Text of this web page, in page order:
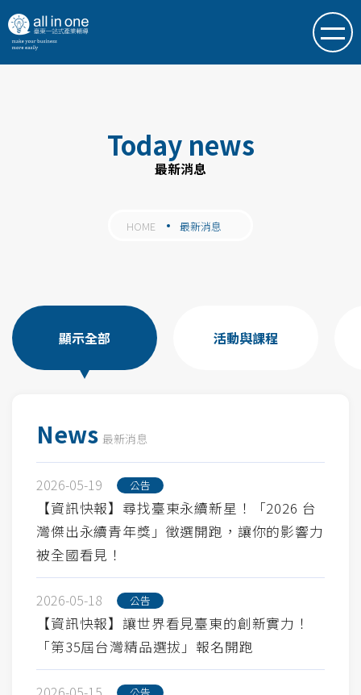
Today news
最新消息
HOME 最新消息
顯示全部 活動與課程
News 最新消息
2026-05-19 公告
【資訊快報】尋找臺東永續新星！「2026 台
灣傑出永續青年獎」徵選開跑，讓你的影響力
被全國看見！
2026-05-18 公告
【資訊快報】讓世界看見臺東的創新實力！
「第35屆台灣精品選拔」報名開跑
公告